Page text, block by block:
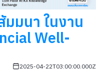
มนา ในงาน
Well-
2025-04-22T03:00:00.000Z